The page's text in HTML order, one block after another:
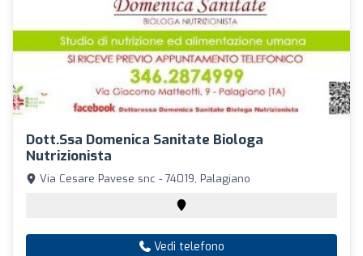
Dott.ssa Domenica Sanitate Biologa
Nutrizionista
Via Cesare Pavese snc - 74019, Palagiano
Vedi telefono